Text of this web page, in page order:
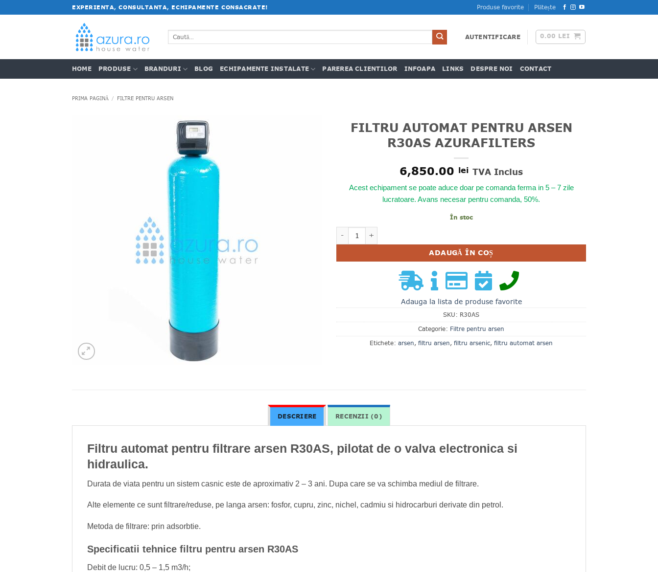
la
EXPERIENTA, CONSULTANTA, ECHIPAMENTE CONSACRATE! Produse favorite Plătește
Caută
după:
AUTENTIFICARE 0.00 LEI
HOME PRODUSE BRANDURI BLOG ECHIPAMENTE INSTALATE PAREREA CLIENTILOR INFOAPA LINKS DESPRE NOI CONTACT
PRIMA PAGINĂ / FILTRE PENTRU ARSEN
FILTRU AUTOMAT PENTRU ARSEN
R30AS AZURAFILTERS
6,850.00 lei TVA Inclus
Acest echipament se poate aduce doar pe comanda ferma in 5 – 7 zile
lucratoare. Avans necesar pentru comanda, 50%.
În stoc
Cantitate FILTRU AUTOMAT PENTRU ARSEN R30AS AZURAFILTERS
ADAUGĂ ÎN COȘ
Adauga la lista de produse favorite
SKU: R30AS
Categorie: Filtre pentru arsen
Etichete: arsen, filtru arsen, filtru arsenic, filtru automat arsen
DESCRIERE RECENZII (0)
Filtru automat pentru filtrare arsen R30AS, pilotat de o valva electronica si
hidraulica.
Durata de viata pentru un sistem casnic este de aproximativ 2 – 3 ani. Dupa care se va schimba mediul de filtrare.
Alte elemente ce sunt filtrare/reduse, pe langa arsen: fosfor, cupru, zinc, nichel, cadmiu si hidrocarburi derivate din petrol.
Metoda de filtrare: prin adsorbtie.
Specificatii tehnice filtru pentru arsen R30AS
Debit de lucru: 0,5 – 1,5 m3/h;